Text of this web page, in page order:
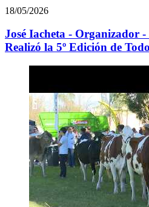
18/05/2026
José Iacheta - Organizador
Realizó la 5º Edición de